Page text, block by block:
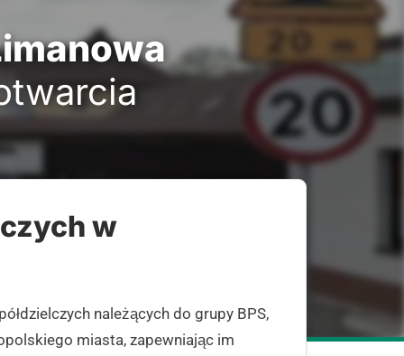
w
należących do grupy BPS,
miasta, zapewniając im